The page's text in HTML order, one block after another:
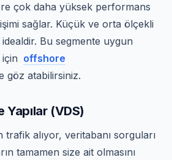
çok daha yüksek performans
sağlar. Küçük ve orta ölçekli
Bu segmente uygun
için offshore
göz atabilirsiniz.
Yapılar (VDS)
alıyor, veritabanı sorguları
tamamen size ait olmasını